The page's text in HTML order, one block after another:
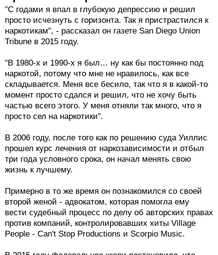
"С годами я впал в глубокую депрессию и решил
просто исчезнуть с горизонта. Так я пристрастился к
наркотикам", - рассказал он газете San Diego Union
Tribune в 2015 году.
"В 1980-х и 1990-х я был… ну как бы постоянно под
наркотой, потому что мне не нравилось, как все
складывается. Меня все бесило, так что я в какой-то
момент просто сдался и решил, что не хочу быть
частью всего этого. У меня отняли так много, что я
просто сел на наркотики".
В 2006 году, после того как по решению суда Уиллис
прошел курс лечения от наркозависимости и отбыл
три года условного срока, он начал менять свою
жизнь к лучшему.
Примерно в то же время он познакомился со своей
второй женой - адвокатом, которая помогла ему
вести судебный процесс по делу об авторских правах
против компаний, контролировавших хиты Village
People - Can't Stop Productions и Scorpio Music.